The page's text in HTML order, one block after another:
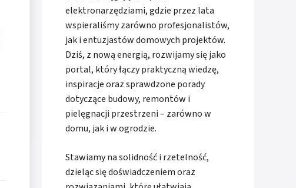
elektronarzędziami, gdzie przez lata
wspieraliśmy zarówno profesjonalistów,
jak i entuzjastów domowych projektów.
Dziś, z nową energią, rozwijamy się jako
portal, który łączy praktyczną wiedzę,
inspiracje oraz sprawdzone porady
dotyczące budowy, remontów i
pielęgnacji przestrzeni – zarówno w
domu, jak i w ogrodzie.
Stawiamy na solidność i rzetelność,
dzieląc się doświadczeniem oraz